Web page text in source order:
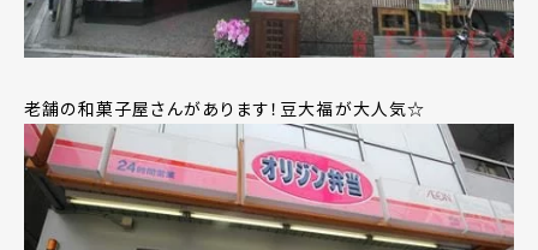
老舗の和菓子屋さんがあります！豆大福が大人気☆